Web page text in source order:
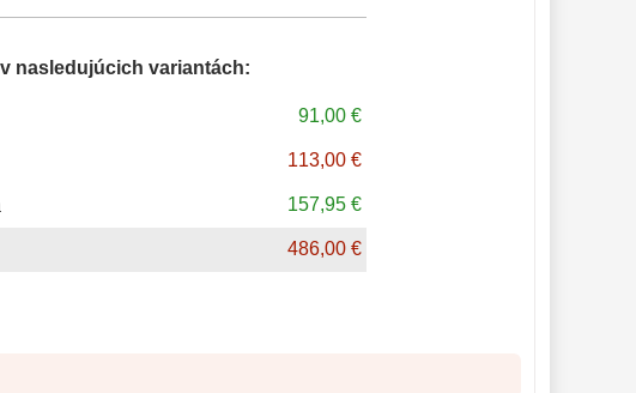
nasledujúcich variantách:
91,00 €
113,00 €
157,95 €
486,00 €